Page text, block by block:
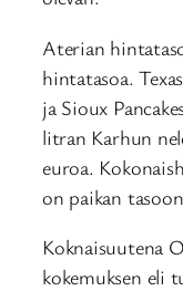
Aterian
hintatasoa.
ja Sioux
litran Karhun
euroa.
on paikan
Koknaisuutena
kokemuksen eli